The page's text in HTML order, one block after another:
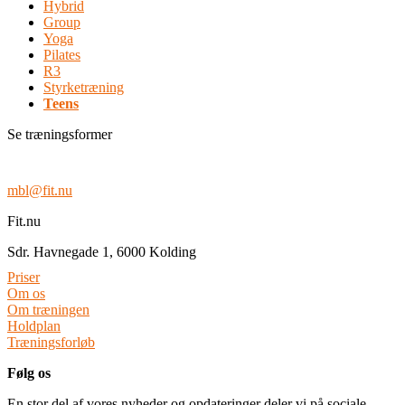
Hybrid
Group
Yoga
Pilates
R3
Styrketræning
Teens
Se træningsformer
mbl@fit.nu
Fit.nu
Sdr. Havnegade 1, 6000 Kolding
Priser
Om os
Om træningen
Holdplan
Træningsforløb
Følg os